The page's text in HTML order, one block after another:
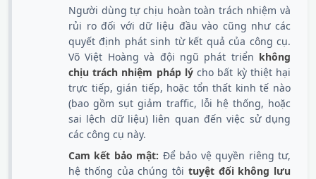
Người dùng tự chịu hoàn toàn trách nhiệm và
rủi ro đối với dữ liệu đầu vào cũng như các
quyết định phát sinh từ kết quả của công cụ.
Võ Việt Hoàng và đội ngũ phát triển không
chịu trách nhiệm pháp lýcho bất kỳ thiệt hại
trực tiếp, gián tiếp, hoặc tổn thất kinh tế nào
(bao gồm sụt giảm traffic, lỗi hệ thống, hoặc
sai lệch dữ liệu) liên quan đến việc sử dụng
các công cụ này.
Cam kết bảo mật: Để bảo vệ quyền riêng tư,
hệ thống của chúng tôi tuyệt đối không lưu